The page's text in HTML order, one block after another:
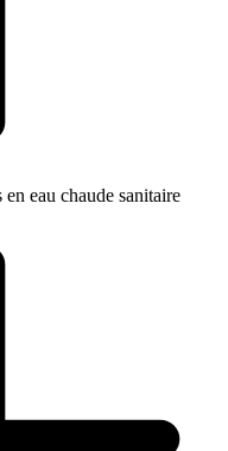
eau chaude sanitaire